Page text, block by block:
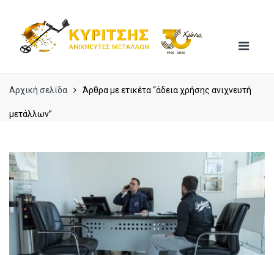
navigation
content
Αρχική σελίδα Άρθρα με ετικέτα “άδεια χρήσης ανιχνευτή
μετάλλων”